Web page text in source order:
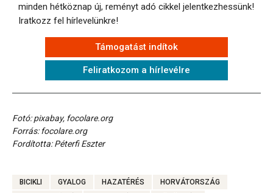
minden hétköznap új, reményt adó cikkel jelentkezhessünk!
Iratkozz fel hírlevelünkre!
Támogatást indítok
Feliratkozom a hírlevélre
Fotó: pixabay, focolare.org
Forrás: focolare.org
Fordította: Péterfi Eszter
BICIKLI GYALOG HAZATÉRÉS
HORVÁTORSZÁG